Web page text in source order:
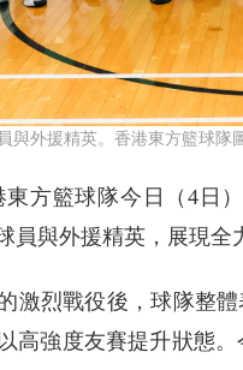
與外援精英。香港東方籃球隊
方籃球隊今日（4日
員與外援精英，展現全
激烈戰役後，球隊整
高強度友賽提升狀態。